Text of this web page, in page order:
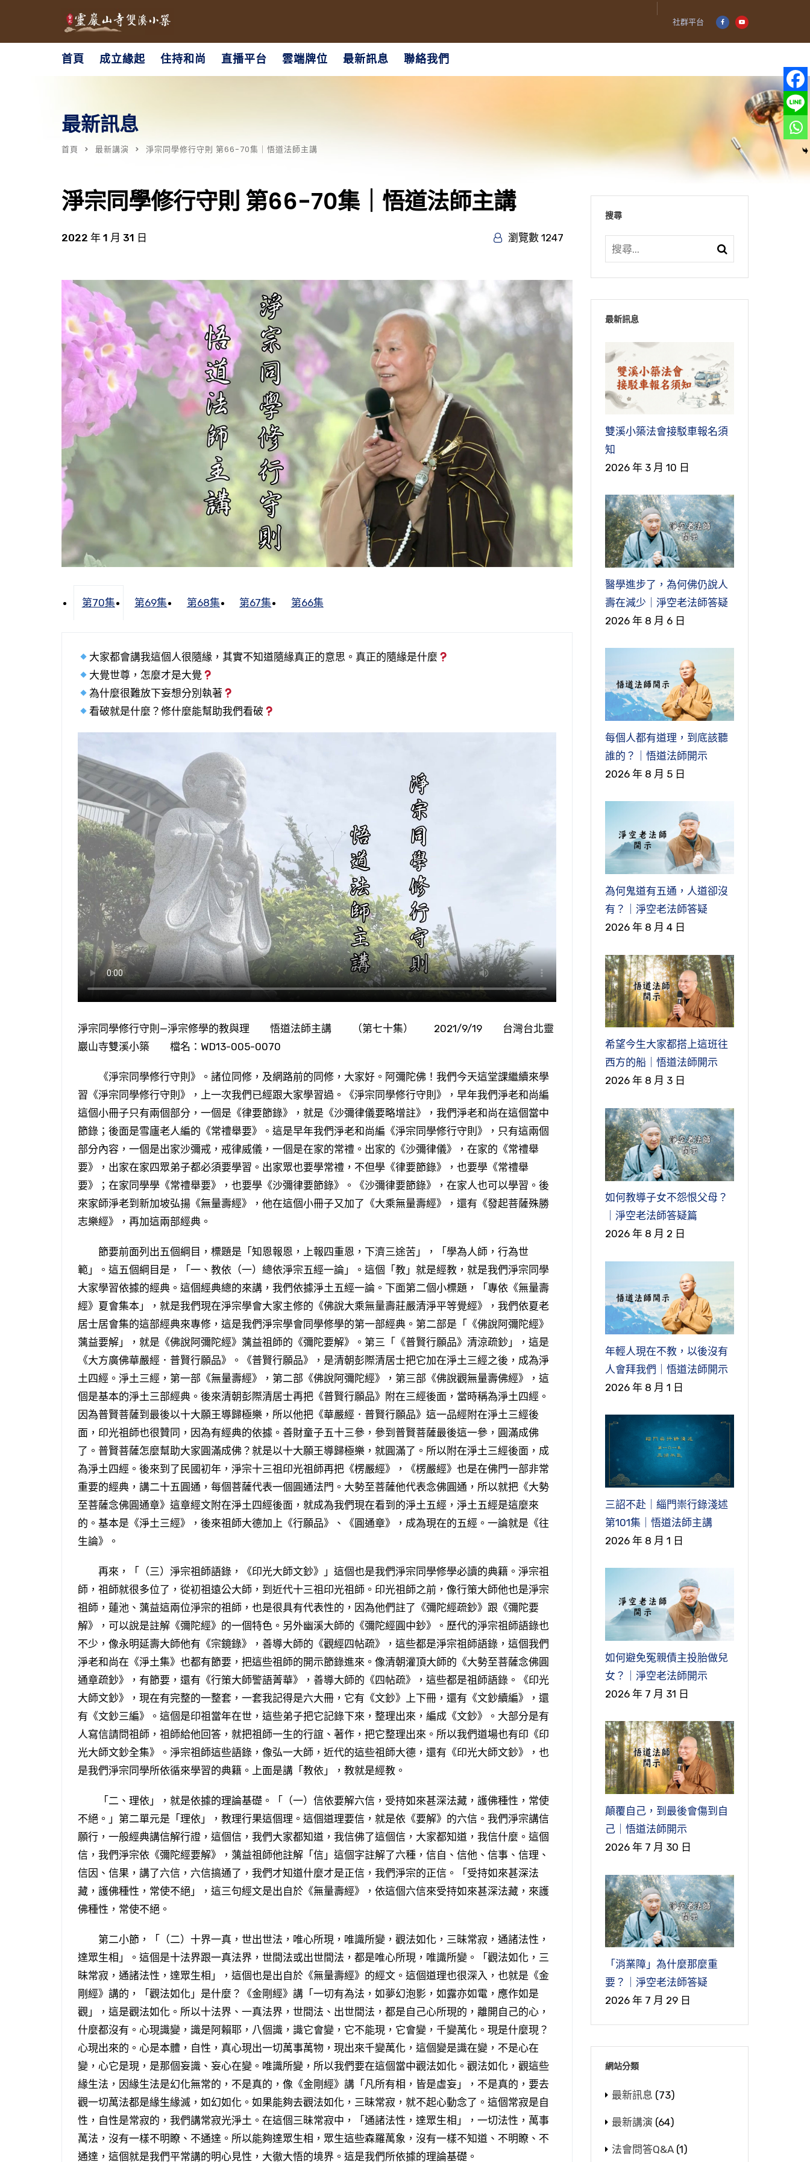
社群平台
首頁 成立緣起 住持和尚 直播平台 雲端牌位 最新訊息 聯絡我們
最新訊息
首頁 最新講演 淨宗同學修行守則 第66-70集｜悟道法師主講
淨宗同學修行守則 第66-70集｜悟道法師主講
2022 年 1 月 31 日 瀏覽數 1247
第70集 第69集 第68集 第67集 第66集
大家都會講我這個人很隨緣，其實不知道隨緣真正的意思。真正的隨緣是什麼
大覺世尊，怎麼才是大覺
為什麼很難放下妄想分別執著
看破就是什麼？修什麼能幫助我們看破
淨宗同學修行守則—淨宗修學的教與理 悟道法師主講 （第七十集） 2021/9/19 台灣台北靈
巖山寺雙溪小築 檔名：WD13-005-0070
《淨宗同學修行守則》。諸位同修，及網路前的同修，大家好。阿彌陀佛！我們今天這堂課繼續來學
習《淨宗同學修行守則》，上一次我們已經跟大家學習過。《淨宗同學修行守則》，早年我們淨老和尚編
這個小冊子只有兩個部分，一個是《律要節錄》，就是《沙彌律儀要略增註》，我們淨老和尚在這個當中
節錄；後面是雪廬老人編的《常禮舉要》。這是早年我們淨老和尚編《淨宗同學修行守則》，只有這兩個
部分內容，一個是出家沙彌戒，戒律威儀，一個是在家的常禮。出家的《沙彌律儀》，在家的《常禮舉
要》，出家在家四眾弟子都必須要學習。出家眾也要學常禮，不但學《律要節錄》，也要學《常禮舉
要》；在家同學學《常禮舉要》，也要學《沙彌律要節錄》。《沙彌律要節錄》，在家人也可以學習。後
來家師淨老到新加坡弘揚《無量壽經》，他在這個小冊子又加了《大乘無量壽經》，還有《發起菩薩殊勝
志樂經》，再加這兩部經典。
節要前面列出五個綱目，標題是「知恩報恩，上報四重恩，下濟三途苦」，「學為人師，行為世
範」。這五個綱目是，「一、教依（一）總依淨宗五經一論」。這個「教」就是經教，就是我們淨宗同學
大家學習依據的經典。這個經典總的來講，我們依據淨土五經一論。下面第二個小標題，「專依《無量壽
經》夏會集本」，就是我們現在淨宗學會大家主修的《佛說大乘無量壽莊嚴清淨平等覺經》，我們依夏老
居士居會集的這部經典來專修，這是我們淨宗學會同學修學的第一部經典。第二部是「《佛說阿彌陀經》
蕅益要解」，就是《佛說阿彌陀經》蕅益祖師的《彌陀要解》。第三「《普賢行願品》清涼疏鈔」，這是
《大方廣佛華嚴經．普賢行願品》。《普賢行願品》，是清朝彭際清居士把它加在淨土三經之後，成為淨
土四經。淨土三經，第一部《無量壽經》，第二部《佛說阿彌陀經》，第三部《佛說觀無量壽佛經》，這
個是基本的淨土三部經典。後來清朝彭際清居士再把《普賢行願品》附在三經後面，當時稱為淨土四經。
因為普賢菩薩到最後以十大願王導歸極樂，所以他把《華嚴經．普賢行願品》這一品經附在淨土三經後
面，印光祖師也很贊同，因為有經典的依據。善財童子五十三參，參到普賢菩薩最後這一參，圓滿成佛
了。普賢菩薩怎麼幫助大家圓滿成佛？就是以十大願王導歸極樂，就圓滿了。所以附在淨土三經後面，成
為淨土四經。後來到了民國初年，淨宗十三祖印光祖師再把《楞嚴經》，《楞嚴經》也是在佛門一部非常
重要的經典，講二十五圓通，每個菩薩代表一個圓通法門。大勢至菩薩他代表念佛圓通，所以就把《大勢
至菩薩念佛圓通章》這章經文附在淨土四經後面，就成為我們現在看到的淨土五經，淨土五經是這麼來
的。基本是《淨土三經》，後來祖師大德加上《行願品》、《圓通章》，成為現在的五經。一論就是《往
生論》。
再來，「（三）淨宗祖師語錄，《印光大師文鈔》」這個也是我們淨宗同學修學必讀的典籍。淨宗祖
師，祖師就很多位了，從初祖遠公大師，到近代十三祖印光祖師。印光祖師之前，像行策大師他也是淨宗
祖師，蓮池、蕅益這兩位淨宗的祖師，也是很具有代表性的，因為他們註了《彌陀經疏鈔》跟《彌陀要
解》，可以說是註解《彌陀經》的一個特色。另外幽溪大師的《彌陀經圓中鈔》。歷代的淨宗祖師語錄也
不少，像永明延壽大師他有《宗鏡錄》，善導大師的《觀經四帖疏》，這些都是淨宗祖師語錄，這個我們
淨老和尚在《淨土集》也都有節要，把這些祖師的開示節錄進來。像清朝灌頂大師的《大勢至菩薩念佛圓
通章疏鈔》，有節要，還有《行策大師警語菁華》，善導大師的《四帖疏》，這些都是祖師語錄。《印光
大師文鈔》，現在有完整的一整套，一套我記得是六大冊，它有《文鈔》上下冊，還有《文鈔續編》，還
有《文鈔三編》。這個是印祖當年在世，這些弟子把它記錄下來，整理出來，編成《文鈔》。大部分是有
人寫信請問祖師，祖師給他回答，就把祖師一生的行誼、著作，把它整理出來。所以我們道場也有印《印
光大師文鈔全集》。淨宗祖師這些語錄，像弘一大師，近代的這些祖師大德，還有《印光大師文鈔》，也
是我們淨宗同學所依循來學習的典籍。上面是講「教依」，教就是經教。
「二、理依」，就是依據的理論基礎。「（一）信依要解六信，受持如來甚深法藏，護佛種性，常使
不絕。」第二單元是「理依」，教理行果這個理。這個道理要信，就是依《要解》的六信。我們淨宗講信
願行，一般經典講信解行證，這個信，我們大家都知道，我信佛了這個信，大家都知道，我信什麼。這個
信，我們淨宗依《彌陀經要解》，蕅益祖師他註解「信」這個字註解了六種，信自、信他、信事、信理、
信因、信果，講了六信，六信搞通了，我們才知道什麼才是正信，我們淨宗的正信。「受持如來甚深法
藏，護佛種性，常使不絕」，這三句經文是出自於《無量壽經》，依這個六信來受持如來甚深法藏，來護
佛種性，常使不絕。
第二小節，「（二）十界一真，世出世法，唯心所現，唯識所變，觀法如化，三昧常寂，通諸法性，
達眾生相」。這個是十法界跟一真法界，世間法或出世間法，都是唯心所現，唯識所變。「觀法如化，三
昧常寂，通諸法性，達眾生相」，這個也是出自於《無量壽經》的經文。這個道理也很深入，也就是《金
剛經》講的，「觀法如化」是什麼？《金剛經》講「一切有為法，如夢幻泡影，如露亦如電，應作如是
觀」，這是觀法如化。所以十法界、一真法界，世間法、出世間法，都是自己心所現的，離開自己的心，
什麼都沒有。心現識變，識是阿賴耶，八個識，識它會變，它不能現，它會變，千變萬化。現是什麼現？
心現出來的。心是本體，自性，真心現出一切萬事萬物，現出來千變萬化，這個變是識在變，不是心在
變，心它是現，是那個妄識、妄心在變。唯識所變，所以我們要在這個當中觀法如化。觀法如化，觀這些
緣生法，因緣生法是幻化無常的，不是真的，像《金剛經》講「凡所有相，皆是虛妄」，不是真的，要去
觀一切萬法都是緣生緣滅，如幻如化。如果能夠去觀法如化，三昧常寂，就不起心動念了。這個常寂是自
性，自性是常寂的，我們講常寂光淨土。在這個三昧常寂中，「通諸法性，達眾生相」，一切法性，萬事
萬法，沒有一樣不明瞭、不通達。所以能夠達眾生相，眾生這些森羅萬象，沒有一樣不知道、不明瞭、不
通達，這個就是我們平常講的明心見性，大徹大悟的境界。這是我們所依據的理論基礎。
搜尋
最新訊息
雙溪小築法會接駁車報名須
知
2026 年 3 月 10 日
醫學進步了，為何佛仍說人
壽在減少｜淨空老法師答疑
2026 年 8 月 6 日
每個人都有道理，到底該聽
誰的？｜悟道法師開示
2026 年 8 月 5 日
為何鬼道有五通，人道卻沒
有？｜淨空老法師答疑
2026 年 8 月 4 日
希望今生大家都搭上這班往
西方的船｜悟道法師開示
2026 年 8 月 3 日
如何教導子女不怨恨父母？
｜淨空老法師答疑篇
2026 年 8 月 2 日
年輕人現在不教，以後沒有
人會拜我們｜悟道法師開示
2026 年 8 月 1 日
三詔不赴｜緇門崇行錄淺述
第101集｜悟道法師主講
2026 年 8 月 1 日
如何避免冤親債主投胎做兒
女？｜淨空老法師開示
2026 年 7 月 31 日
顛覆自己，到最後會傷到自
己｜悟道法師開示
2026 年 7 月 30 日
「消業障」為什麼那麼重
要？｜淨空老法師答疑
2026 年 7 月 29 日
網站分類
最新訊息 (73)
最新講演 (64)
法會問答Q&A(1)